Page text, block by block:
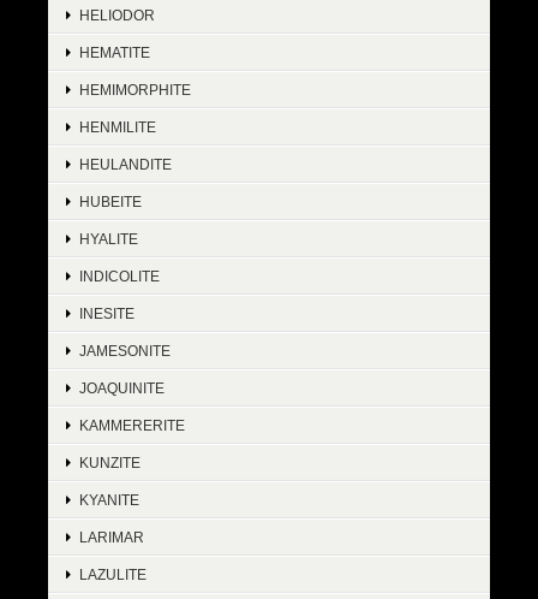
HELIODOR
HEMATITE
HEMIMORPHITE
HENMILITE
HEULANDITE
HUBEITE
HYALITE
INDICOLITE
INESITE
JAMESONITE
JOAQUINITE
KAMMERERITE
KUNZITE
KYANITE
LARIMAR
LAZULITE